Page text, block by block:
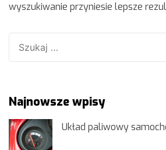
wyszukiwanie przyniesie lepsze
Najnowsze wpisy
Układ paliwowy